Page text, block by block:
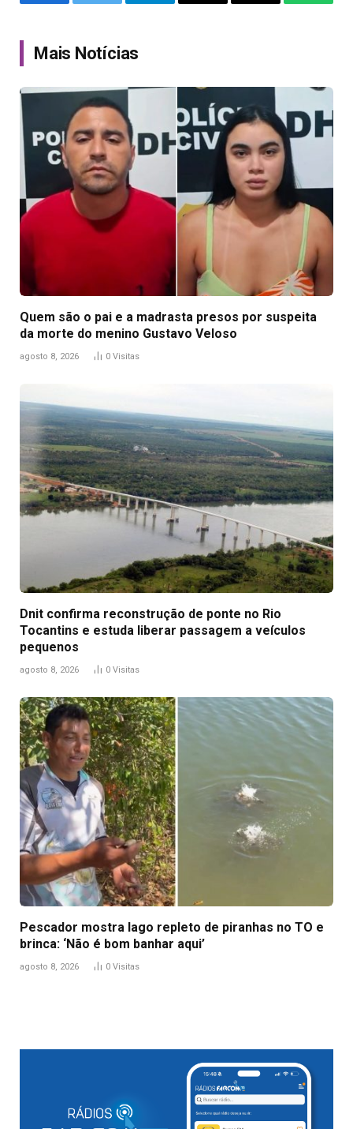
Mais Notícias
Quem são o pai e a madrasta presos por suspeita
da morte do menino Gustavo Veloso
agosto 8, 2026 0 Visitas
Dnit confirma reconstrução de ponte no Rio
Tocantins e estuda liberar passagem a veículos
pequenos
agosto 8, 2026 0 Visitas
Pescador mostra lago repleto de piranhas no TO e
brinca: ‘Não é bom banhar aqui’
agosto 8, 2026 0 Visitas